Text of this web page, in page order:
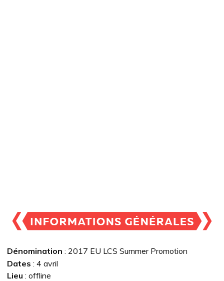
Dénomination : 2017 EU LCS Summer Promotion
Dates : 4 avril
Lieu : offline